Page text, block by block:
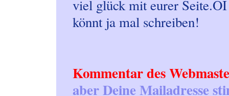
viel glück mit eurer
könnt ja mal schreiben!
Kommentar des
aber Deine Mailadresse